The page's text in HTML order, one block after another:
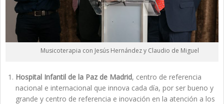
Musicoterapia con Jesús Hernández y Claudio de Miguel
Hospital Infantil de la Paz de Madrid, centro de referencia
nacional e internacional que innova cada día, por ser bueno y
grande y centro de referencia e inovación en la atención a los